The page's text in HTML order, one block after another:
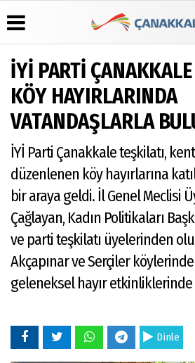
Üye Paneli
Haber
Arşivi
Arşivi
Günün
Haberleri
Hava
Durumu
Gazete
Manşetleri
Anketler
Biyografiler
Foto
İYİ PARTİ
KÖY HAYIRLARINDA
VATANDAŞLARLA
İYİ Parti Çanakkale teşkilatı,
düzenlenen köy hayırlarına
bir araya geldi. İl Genel Meclisi
Çağlayan, Kadın Politikaları
ve parti teşkilatı üyelerinden
Akçapınar ve Serçiler
geleneksel hayır etkinliklerinde
Dinle